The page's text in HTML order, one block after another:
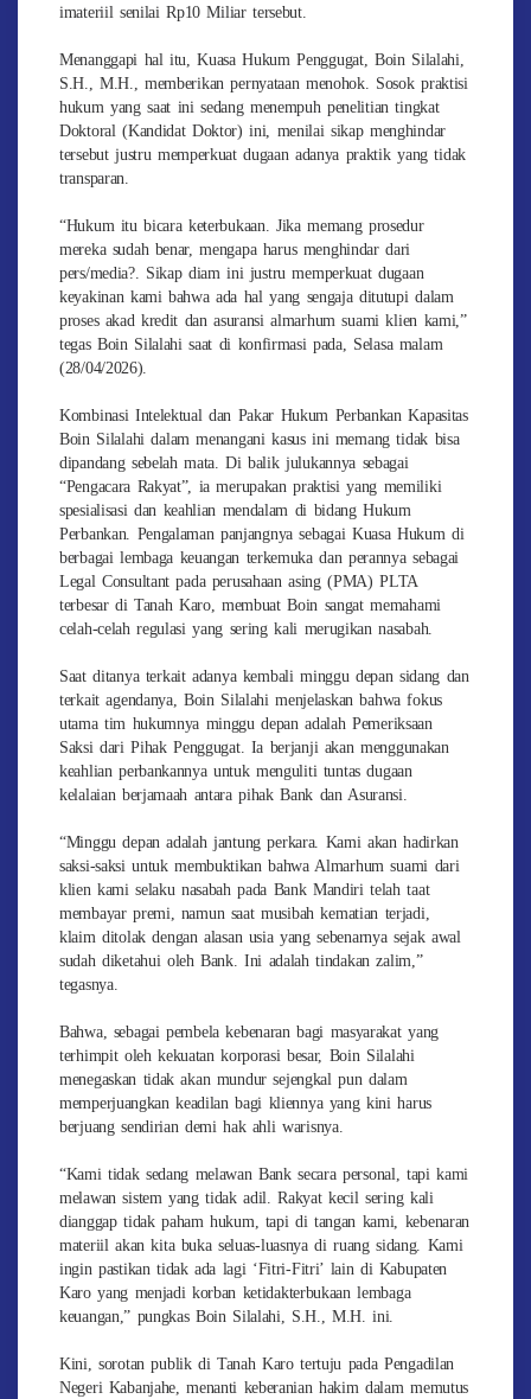
imateriil senilai Rp10 Miliar tersebut.
Menanggapi hal itu, Kuasa Hukum Penggugat, Boin Silalahi,
S.H., M.H., memberikan pernyataan menohok. Sosok praktisi
hukum yang saat ini sedang menempuh penelitian tingkat
Doktoral (Kandidat Doktor) ini, menilai sikap menghindar
tersebut justru memperkuat dugaan adanya praktik yang tidak
transparan.
“Hukum itu bicara keterbukaan. Jika memang prosedur
mereka sudah benar, mengapa harus menghindar dari
pers/media?. Sikap diam ini justru memperkuat dugaan
keyakinan kami bahwa ada hal yang sengaja ditutupi dalam
proses akad kredit dan asuransi almarhum suami klien kami,”
tegas Boin Silalahi saat di konfirmasi pada, Selasa malam
(28/04/2026).
Kombinasi Intelektual dan Pakar Hukum Perbankan Kapasitas
Boin Silalahi dalam menangani kasus ini memang tidak bisa
dipandang sebelah mata. Di balik julukannya sebagai
“Pengacara Rakyat”, ia merupakan praktisi yang memiliki
spesialisasi dan keahlian mendalam di bidang Hukum
Perbankan. Pengalaman panjangnya sebagai Kuasa Hukum di
berbagai lembaga keuangan terkemuka dan perannya sebagai
Legal Consultant pada perusahaan asing (PMA) PLTA
terbesar di Tanah Karo, membuat Boin sangat memahami
celah-celah regulasi yang sering kali merugikan nasabah.
Saat ditanya terkait adanya kembali minggu depan sidang dan
terkait agendanya, Boin Silalahi menjelaskan bahwa fokus
utama tim hukumnya minggu depan adalah Pemeriksaan
Saksi dari Pihak Penggugat. Ia berjanji akan menggunakan
keahlian perbankannya untuk menguliti tuntas dugaan
kelalaian berjamaah antara pihak Bank dan Asuransi.
“Minggu depan adalah jantung perkara. Kami akan hadirkan
saksi-saksi untuk membuktikan bahwa Almarhum suami dari
klien kami selaku nasabah pada Bank Mandiri telah taat
membayar premi, namun saat musibah kematian terjadi,
klaim ditolak dengan alasan usia yang sebenarnya sejak awal
sudah diketahui oleh Bank. Ini adalah tindakan zalim,”
tegasnya.
Bahwa, sebagai pembela kebenaran bagi masyarakat yang
terhimpit oleh kekuatan korporasi besar, Boin Silalahi
menegaskan tidak akan mundur sejengkal pun dalam
memperjuangkan keadilan bagi kliennya yang kini harus
berjuang sendirian demi hak ahli warisnya.
“Kami tidak sedang melawan Bank secara personal, tapi kami
melawan sistem yang tidak adil. Rakyat kecil sering kali
dianggap tidak paham hukum, tapi di tangan kami, kebenaran
materiil akan kita buka seluas-luasnya di ruang sidang. Kami
ingin pastikan tidak ada lagi ‘Fitri-Fitri’ lain di Kabupaten
Karo yang menjadi korban ketidakterbukaan lembaga
keuangan,” pungkas Boin Silalahi, S.H., M.H. ini.
Kini, sorotan publik di Tanah Karo tertuju pada Pengadilan
Negeri Kabanjahe, menanti keberanian hakim dalam memutus